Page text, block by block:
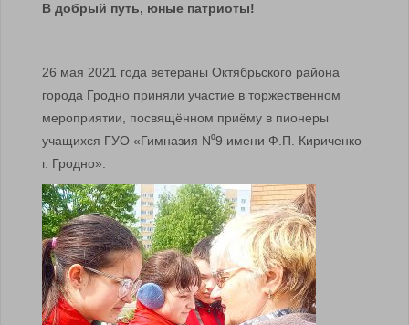
В добрый путь, юные патриоты!
26 мая 2021 года ветераны Октябрьского района
города Гродно приняли участие в торжественном
мероприятии, посвящённом приёму в пионеры
учащихся ГУО «Гимназия N⁰9 имени Ф.П. Кириченко
г. Гродно».